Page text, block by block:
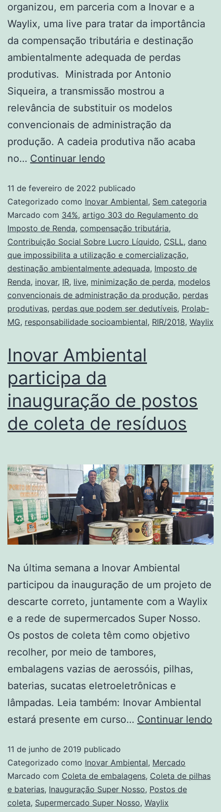
organizou, em parceria com a Inovar e a
Waylix, uma live para tratar da importância
da compensação tributária e destinação
ambientalmente adequada de perdas
produtivas. Ministrada por Antonio
Siqueira, a transmissão mostrou a
relevância de substituir os modelos
convencionais de administração da
produção. A cadeia produtiva não acaba
no… Continuar lendo
11 de fevereiro de 2022 publicado
Categorizado como Inovar Ambiental, Sem categoria
Marcado com 34%, artigo 303 do Regulamento do
Imposto de Renda, compensação tributária,
Contribuição Social Sobre Lucro Líquido, CSLL, dano
que impossibilita a utilização e comercialização,
destinação ambientalmente adequada, Imposto de
Renda, inovar, IR, live, minimização de perda, modelos
convencionais de administração da produção, perdas
produtivas, perdas que podem ser dedutíveis, Prolab-
MG, responsabilidade socioambiental, RIR/2018, Waylix
Inovar Ambiental
participa da
inauguração de postos
de coleta de resíduos
Na última semana a Inovar Ambiental
participou da inauguração de um projeto de
descarte correto, juntamente com a Waylix
e a rede de supermercados Super Nosso.
Os postos de coleta têm como objetivo
recolher, por meio de tambores,
embalagens vazias de aerossóis, pilhas,
baterias, sucatas eletroeletrônicas e
lâmpadas. Leia também: Inovar Ambiental
estará presente em curso… Continuar lendo
11 de junho de 2019 publicado
Categorizado como Inovar Ambiental, Mercado
Marcado com Coleta de embalagens, Coleta de pilhas
e baterias, Inauguração Super Nosso, Postos de
coleta, Supermercado Super Nosso, Waylix